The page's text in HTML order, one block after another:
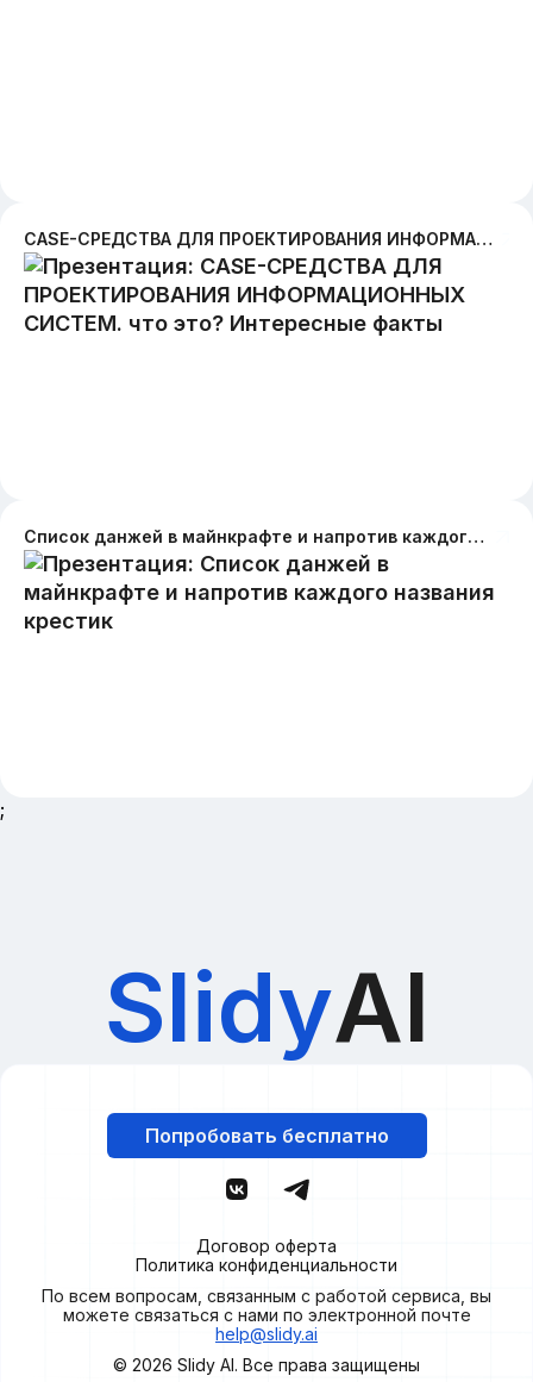
CASE-СРЕДСТВА ДЛЯ ПРОЕКТИРОВАНИЯ ИНФОРМАЦИОННЫХ СИСТЕМ. что это? Интересные факты
Список данжей в майнкрафте и напротив каждого названия крестик
;
SlidyAI
Попробовать бесплатно
Договор оферта
Политика конфиденциальности
По всем вопросам, связанным с работой сервиса, вы
можете связаться с нами по электронной почте
help@slidy.ai
© 2026 Slidy AI. Все права защищены